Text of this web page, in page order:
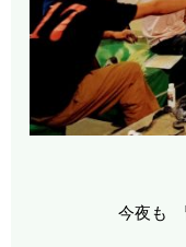
今夜も